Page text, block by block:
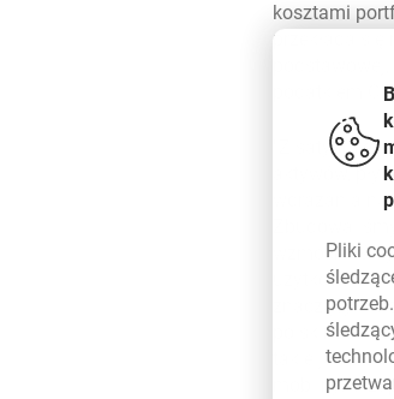
kosztami
przekłada
podatkiem
Z
aktywów,
wdrażania
znaczącym
polskim
takie jak
mobilnymi
Pliki